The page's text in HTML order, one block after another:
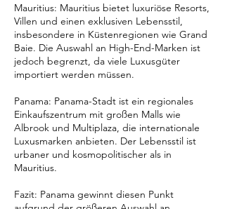
Mauritius: Mauritius bietet luxuriöse Resorts,
Villen und einen exklusiven Lebensstil,
insbesondere in Küstenregionen wie Grand
Baie. Die Auswahl an High-End-Marken ist
jedoch begrenzt, da viele Luxusgüter
importiert werden müssen.
Panama: Panama-Stadt ist ein regionales
Einkaufszentrum mit großen Malls wie
Albrook und Multiplaza, die internationale
Luxusmarken anbieten. Der Lebensstil ist
urbaner und kosmopolitischer als in
Mauritius.
Fazit: Panama gewinnt diesen Punkt